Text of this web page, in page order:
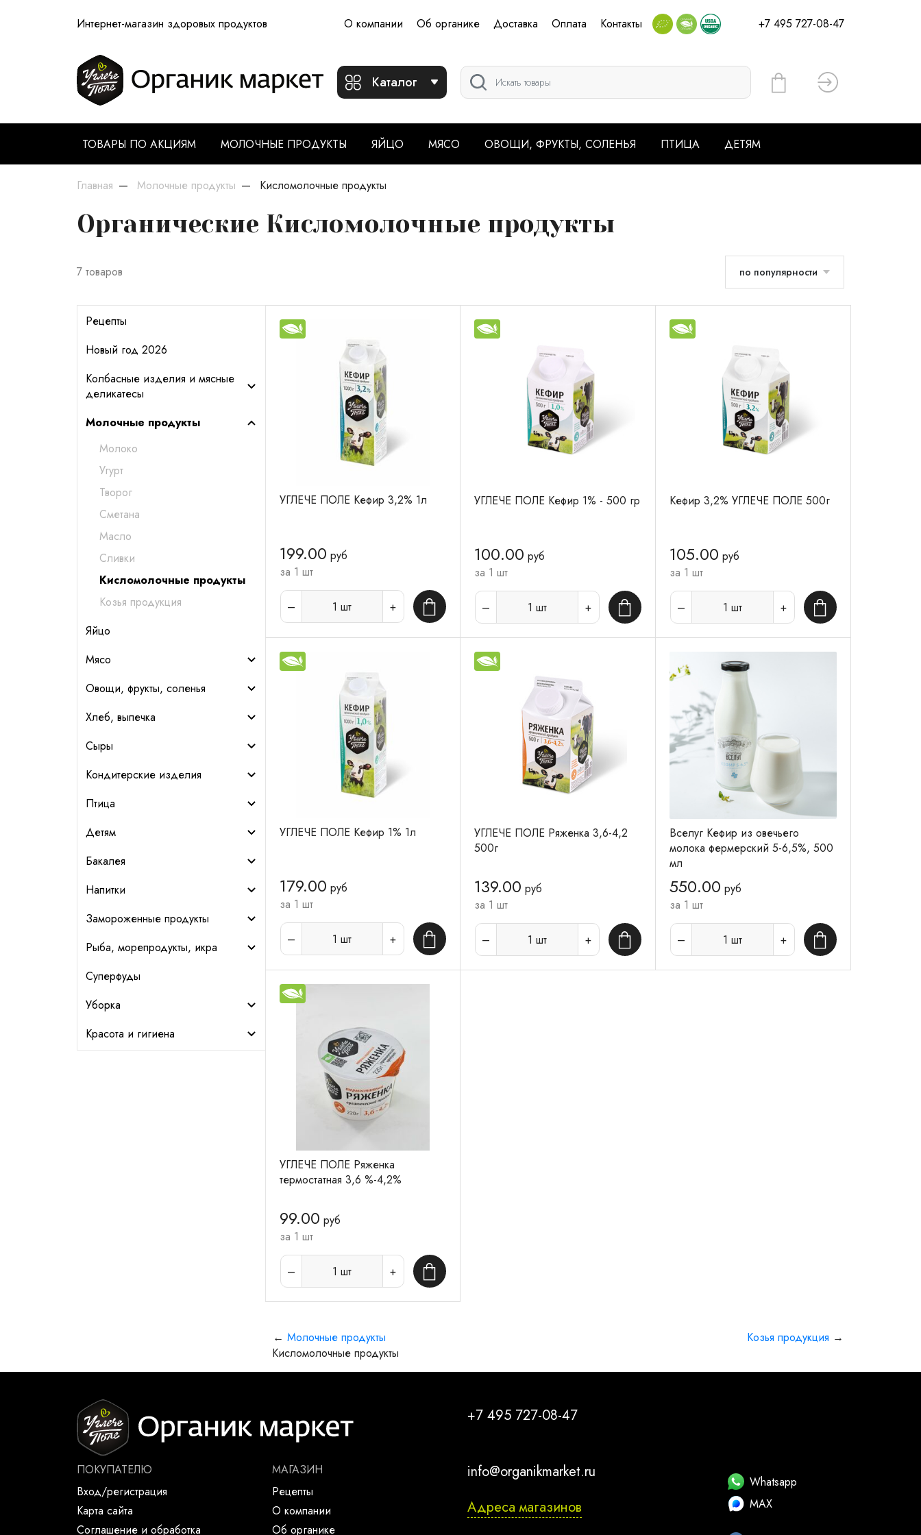
Интернет-магазин здоровых продуктов О компании Об органике Доставка Оплата Контакты +7 495 727-08-47
Каталог Вход
ТОВАРЫ ПО АКЦИЯМ МОЛОЧНЫЕ ПРОДУКТЫ ЯЙЦО МЯСО ОВОЩИ, ФРУКТЫ, СОЛЕНЬЯ ПТИЦА ДЕТЯМ
Главная Молочные продукты Кисломолочные продукты
Органические Кисломолочные продукты
7 товаров по популярности
Рецепты
Новый год 2026
Колбасные изделия и мясные
деликатесы
Молочные продукты
Молоко
Угурт
Творог
Сметана
Масло
Сливки
Кисломолочные продукты
Козья продукция
Яйцо
Мясо
Овощи, фрукты, соленья
Хлеб, выпечка
Сыры
Кондитерские изделия
Птица
Детям
Бакалея
Напитки
Замороженные продукты
Рыба, морепродукты, икра
Суперфуды
Уборка
Красота и гигиена
УГЛЕЧЕ ПОЛЕ Кефир 3,2% 1л
199.00 руб
за 1 шт
1 шт В корзину
УГЛЕЧЕ ПОЛЕ Кефир 1% - 500 гр
100.00 руб
за 1 шт
1 шт В корзину
Кефир 3,2% УГЛЕЧЕ ПОЛЕ 500г
105.00 руб
за 1 шт
1 шт В корзину
УГЛЕЧЕ ПОЛЕ Кефир 1% 1л
179.00 руб
за 1 шт
1 шт В корзину
УГЛЕЧЕ ПОЛЕ Ряженка 3,6-4,2
500г
139.00 руб
за 1 шт
1 шт В корзину
Вселуг Кефир из овечьего
молока фермерский 5-6,5%, 500
мл
550.00 руб
за 1 шт
1 шт В корзину
УГЛЕЧЕ ПОЛЕ Ряженка
термостатная 3,6 %-4,2%
99.00 руб
за 1 шт
1 шт В корзину
← Молочные продукты Козья продукция →
Кисломолочные продукты
ПОКУПАТЕЛЮ
Вход/регистрация
Карта сайта
Соглашение и обработка
МАГАЗИН
Рецепты
О компании
Об органике
+7 495 727-08-47
info@organikmarket.ru
Адреса магазинов
Whatsapp
MAX